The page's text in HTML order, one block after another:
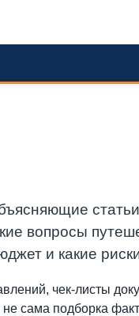
вопросы
и какие
чек-листы
не сама подборка